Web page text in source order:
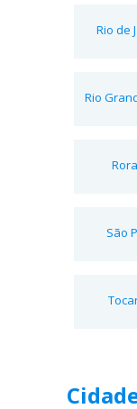
Rio de
Rio
São